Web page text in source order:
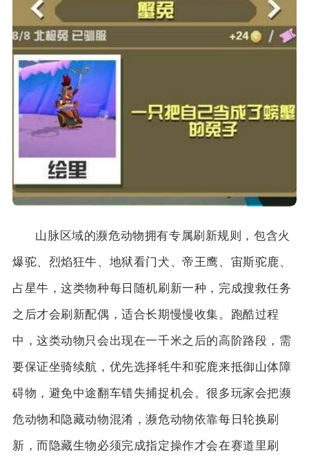
山脉区域的濒危动物拥有专属刷新规则，包含火
爆驼、烈焰狂牛、地狱看门犬、帝王鹰、宙斯驼鹿、
占星牛，这类物种每日随机刷新一种，完成搜救任务
之后才会刷新配偶，适合长期慢慢收集。跑酷过程
中，这类动物只会出现在一千米之后的高阶路段，需
要保证坐骑续航，优先选择牦牛和驼鹿来抵御山体障
碍物，避免中途翻车错失捕捉机会。很多玩家会把濒
危动物和隐藏动物混淆，濒危动物依靠每日轮换刷
新，而隐藏生物必须完成指定操作才会在赛道里刷